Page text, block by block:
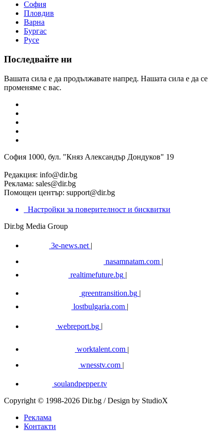
София
Пловдив
Варна
Бургас
Русе
Последвайте ни
Вашата сила е да продължавате напред. Нашата сила е да се
променяме с вас.
София 1000, бул. "Княз Александър Дондуков" 19
Редакция: info@dir.bg
Реклама: sales@dir.bg
Помощен център: support@dir.bg
Настройки за поверителност и бисквитки
Dir.bg Media Group
3e-news.net |
nasamnatam.com |
realtimefuture.bg |
greentransition.bg |
lostbulgaria.com |
webreport.bg
worktalent.com |
wnesstv.com |
soulandpepper.tv
Copyright © 1998-2026 Dir.bg / Design by StudioX
Реклама
Контакти